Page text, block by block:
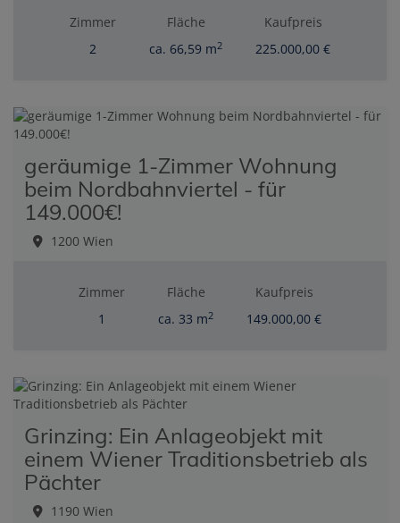
Zimmer
2
Fläche
ca. 66,59 m2
Kaufpreis
225.000,00 €
geräumige 1-Zimmer Wohnung
beim Nordbahnviertel - für
149.000€!
1200 Wien
Zimmer
1
Fläche
ca. 33 m2
Kaufpreis
149.000,00 €
Grinzing: Ein Anlageobjekt mit
einem Wiener Traditionsbetrieb als
Pächter
1190 Wien